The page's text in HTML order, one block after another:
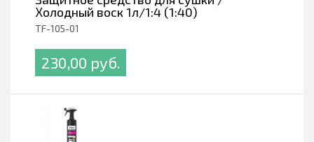
Холодный воск 1л/1:4 (1:40)
TF-105-01
230,00 pуб.